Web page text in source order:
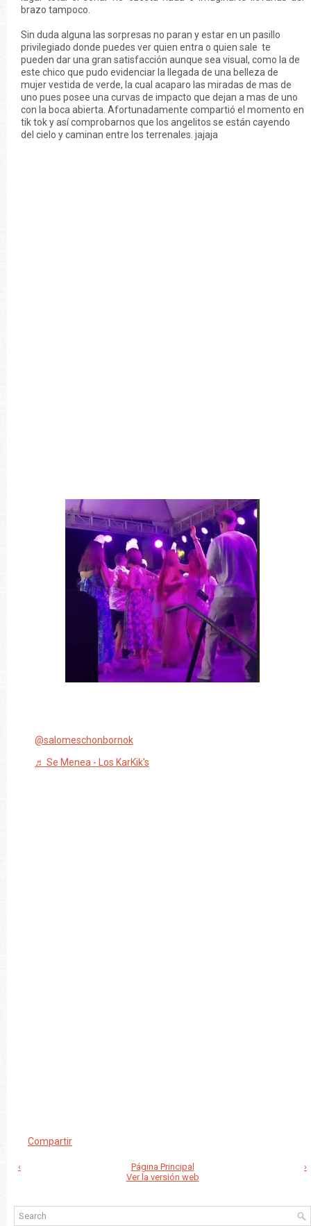
brazo tampoco.
Sin duda alguna las sorpresas no paran y estar en un pasillo
privilegiado donde puedes ver quien entra o quien sale te
pueden dar una gran satisfacción aunque sea visual, como la de
este chico que pudo evidenciar la llegada de una belleza de
mujer vestida de verde, la cual acaparo las miradas de mas de
uno pues posee una curvas de impacto que dejan a mas de uno
con la boca abierta. Afortunadamente compartió el momento en
tik tok y así comprobarnos que los angelitos se están cayendo
del cielo y caminan entre los terrenales. jajaja
@salomeschonbornok
♬ Se Menea - Los KarKik's
Compartir
‹ ›
Página Principal
Ver la versión web